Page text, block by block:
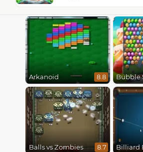
Arkanoid 8.8
Balls vs Zombies 8.7